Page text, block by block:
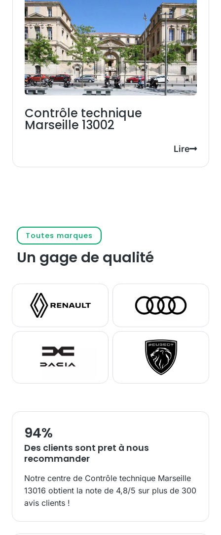
Contrôle technique
Marseille 13002
Lire
Toutes marques
Un gage de qualité
94%
Des clients sont pret à nous
recommander
Notre centre de Contrôle technique Marseille
13016 obtient la note de 4,8/5 sur plus de 300
avis clients !